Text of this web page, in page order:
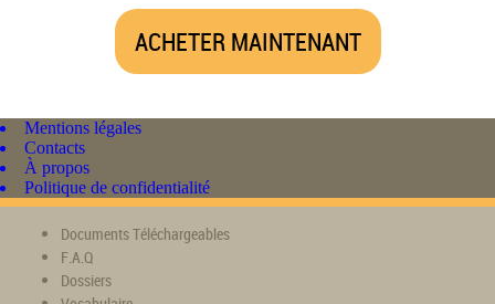
ACHETER MAINTENANT
Mentions légales
Contacts
À propos
Politique de confidentialité
Documents Téléchargeables
F.A.Q
Dossiers